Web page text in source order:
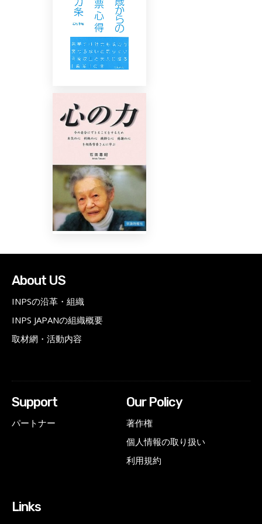
About US
INPSの沿革・組織
INPS JAPANの組織概要
取材網・活動内容
Support
パートナー
Our Policy
著作権
個人情報の取り扱い
利用規約
Links